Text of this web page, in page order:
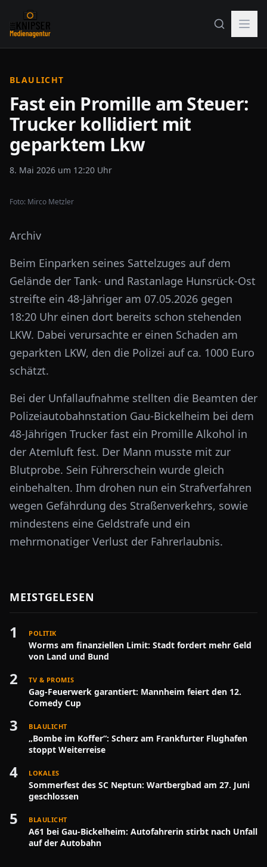
BLAULICHT
Fast ein Promille am Steuer:
Trucker kollidiert mit
geparktem Lkw
8. Mai 2026 um 12:20 Uhr
Foto: Mirco Metzler
Archiv
Beim Einparken seines Sattelzuges auf dem
Gelände der Tank- und Rastanlage Hunsrück-Ost
streifte ein 48-Jähriger am 07.05.2026 gegen
18:20 Uhr einen dort bereits schon stehenden
LKW. Dabei verursachte er einen Schaden am
geparkten LKW, den die Polizei auf ca. 1000 Euro
schätzt.
Bei der Unfallaufnahme stellten die Beamten der
Polizeiautobahnstation Gau-Bickelheim bei dem
48-Jährigen Trucker fast ein Promille Alkohol in
der Atemluft fest. Der Mann musste mit zur
Blutprobe. Sein Führerschein wurde gleich
einbehalten. Ihm drohen nun ein Strafverfahren
wegen Gefährdung des Straßenverkehrs, sowie
mindestens eine Geldstrafe und ein
mehrmonatiger Verlust der Fahrerlaubnis.
MEISTGELESEN
1 POLITIK
Worms am finanziellen Limit: Stadt fordert mehr Geld
von Land und Bund
2 TV & PROMIS
Gag-Feuerwerk garantiert: Mannheim feiert den 12.
Comedy Cup
3 BLAULICHT
„Bombe im Koffer“: Scherz am Frankfurter Flughafen
stoppt Weiterreise
4 LOKALES
Sommerfest des SC Neptun: Wartbergbad am 27. Juni
geschlossen
5 BLAULICHT
A61 bei Gau-Bickelheim: Autofahrerin stirbt nach Unfall
auf der Autobahn